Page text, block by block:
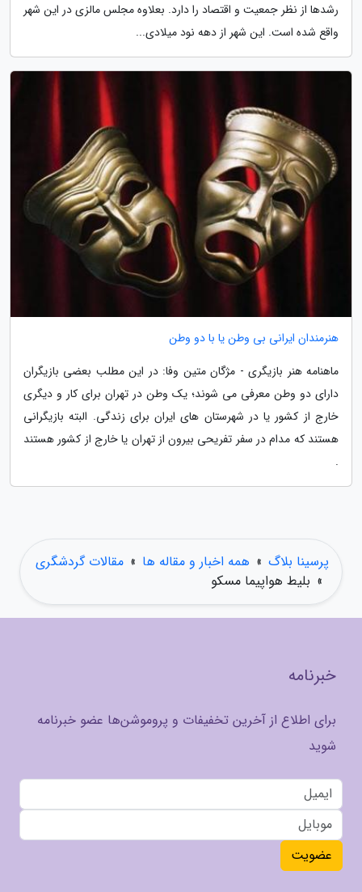
رشدها از نظر جمعیت و اقتصاد را دارد. بعلاوه مجلس مالزی در این شهر
واقع شده است. این شهر از دهه نود میلادی...
هنرمندان ایرانی بی وطن یا با دو وطن
ماهنامه هنر بازیگری - مژگان متین وفا: در این مطلب بعضی بازیگران
دارای دو وطن معرفی می شوند؛ یک وطن در تهران برای کار و دیگری
خارج از کشور یا در شهرستان های ایران برای زندگی. البته بازیگرانی
هستند که مدام در سفر تفریحی بیرون از تهران یا خارج از کشور هستند
.
پرسینا بلاگ » همه اخبار و مقاله ها » مقالات گردشگری
» بلیط هواپیما مسکو
خبرنامه
برای اطلاع از آخرین تخفیفات و پروموشن‌ها عضو خبرنامه
شوید
عضویت